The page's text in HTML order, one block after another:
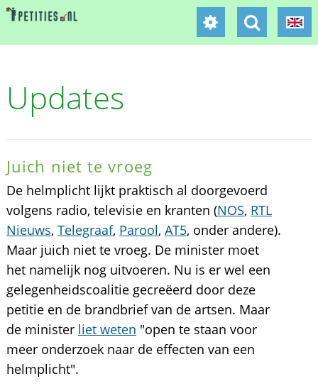
Updates
Juich niet te vroeg
De helmplicht lijkt praktisch al doorgevoerd
volgens radio, televisie en kranten (NOS, RTL
Nieuws, Telegraaf, Parool, AT5, onder andere).
Maar juich niet te vroeg. De minister moet
het namelijk nog uitvoeren. Nu is er wel een
gelegenheidscoalitie gecreëerd door deze
petitie en de brandbrief van de artsen. Maar
de minister liet weten "open te staan voor
meer onderzoek naar de effecten van een
helmplicht".